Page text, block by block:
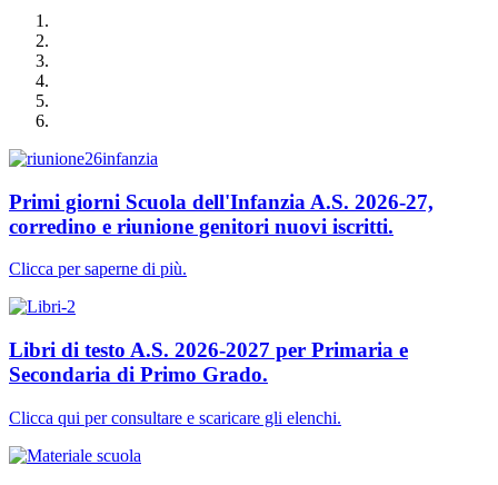
Primi giorni Scuola dell'Infanzia A.S. 2026-27,
corredino e riunione genitori nuovi iscritti.
Clicca per saperne di più.
Libri di testo A.S. 2026-2027 per Primaria e
Secondaria di Primo Grado.
Clicca qui per consultare e scaricare gli elenchi.